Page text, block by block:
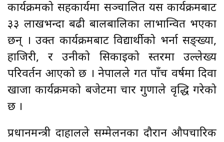
कार्यक्रमको सहकार्यमा सञ्चालित यस कार्यक्रमबाट
३३ लाखभन्दा बढी बालबालिका लाभान्वित भएका
छन् । उक्त कार्यक्रमबाट विद्यार्थीको भर्ना सङ्ख्या,
हाजिरी, र उनीको सिकाइको स्तरमा उल्लेख्य
परिवर्तन आएको छ । नेपालले गत पाँच वर्षमा दिवा
खाजा कार्यक्रमको बजेटमा चार गुणाले वृद्धि गरेको
छ ।
प्रधानमन्त्री दाहालले सम्मेलनका दौरान औपचारिक